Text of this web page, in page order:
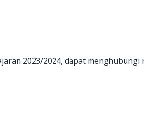
2023/2024, dapat menghubungi